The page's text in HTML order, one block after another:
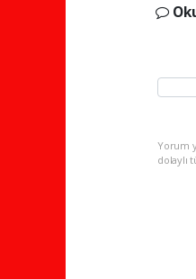
Yorum
dolaylı